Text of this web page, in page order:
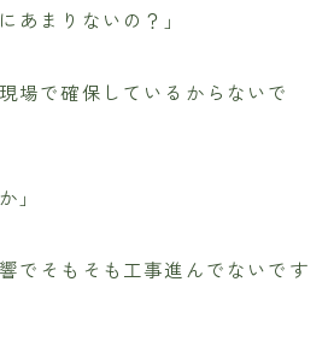
あまりないの？」
場で確保しているからないで
」
でそもそも工事進んでないです